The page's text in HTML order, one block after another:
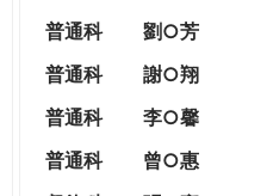
普通科 劉○芳
普通科
謝○翔
普通科
李○馨
普通科
曾○惠